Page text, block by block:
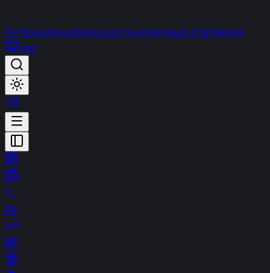
PortföyümFavorilerimCanlı YayınTerminalt-ChatDestek
PRO